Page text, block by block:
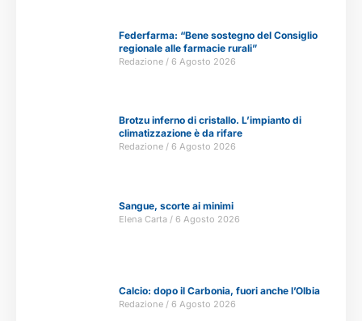
Federfarma: “Bene sostegno del Consiglio
regionale alle farmacie rurali”
Redazione 6 Agosto 2026
Brotzu inferno di cristallo. L’impianto di
climatizzazione è da rifare
Redazione 6 Agosto 2026
Sangue, scorte ai minimi
Elena Carta 6 Agosto 2026
Calcio: dopo il Carbonia, fuori anche l’Olbia
Redazione 6 Agosto 2026